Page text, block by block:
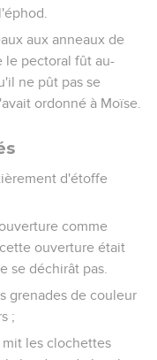
aux anneaux de
le pectoral fût au-
ne pût pas se
ordonné à Moïse.
d'étoffe
comme
ouverture était
se déchirât pas.
grenades de couleur
;
les clochettes